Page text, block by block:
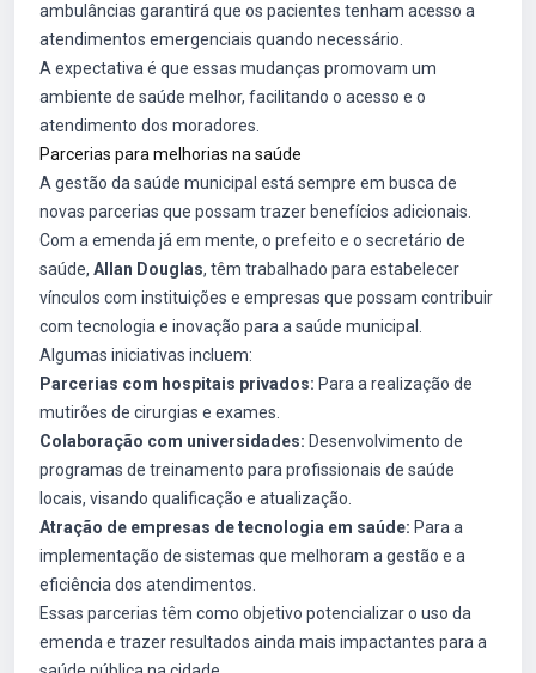
ambulâncias garantirá que os pacientes tenham acesso a
atendimentos emergenciais quando necessário.
A expectativa é que essas mudanças promovam um
ambiente de saúde melhor, facilitando o acesso e o
atendimento dos moradores.
Parcerias para melhorias na saúde
A gestão da saúde municipal está sempre em busca de
novas parcerias que possam trazer benefícios adicionais.
Com a emenda já em mente, o prefeito e o secretário de
saúde, Allan Douglas, têm trabalhado para estabelecer
vínculos com instituições e empresas que possam contribuir
com tecnologia e inovação para a saúde municipal.
Algumas iniciativas incluem:
Parcerias com hospitais privados: Para a realização de
mutirões de cirurgias e exames.
Colaboração com universidades: Desenvolvimento de
programas de treinamento para profissionais de saúde
locais, visando qualificação e atualização.
Atração de empresas de tecnologia em saúde: Para a
implementação de sistemas que melhoram a gestão e a
eficiência dos atendimentos.
Essas parcerias têm como objetivo potencializar o uso da
emenda e trazer resultados ainda mais impactantes para a